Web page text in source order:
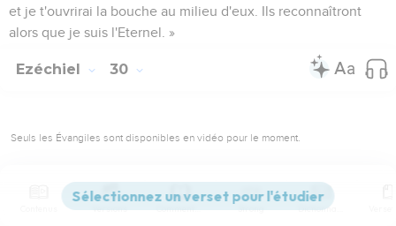
et je t'ouvrirai la bouche au milieu d'eux. Ils reconnaîtront
alors que je suis l'Eternel. »
Ezéchiel 30
Seuls les Évangiles sont disponibles en vidéo pour le moment.
Le Seigneur manifestera sa colère contre
l'Égypte
Versions Commentaires Strong